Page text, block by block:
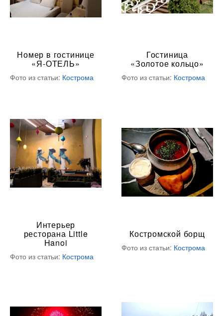
Номер в гостинице
«Я-ОТЕЛЬ»
Фото из статьи: Кострома
Гостиница
«Золотое кольцо»
Фото из статьи: Кострома
Интерьер
ресторана Little
Hanoi
Фото из статьи: Кострома
Костромской борщ
Фото из статьи: Кострома